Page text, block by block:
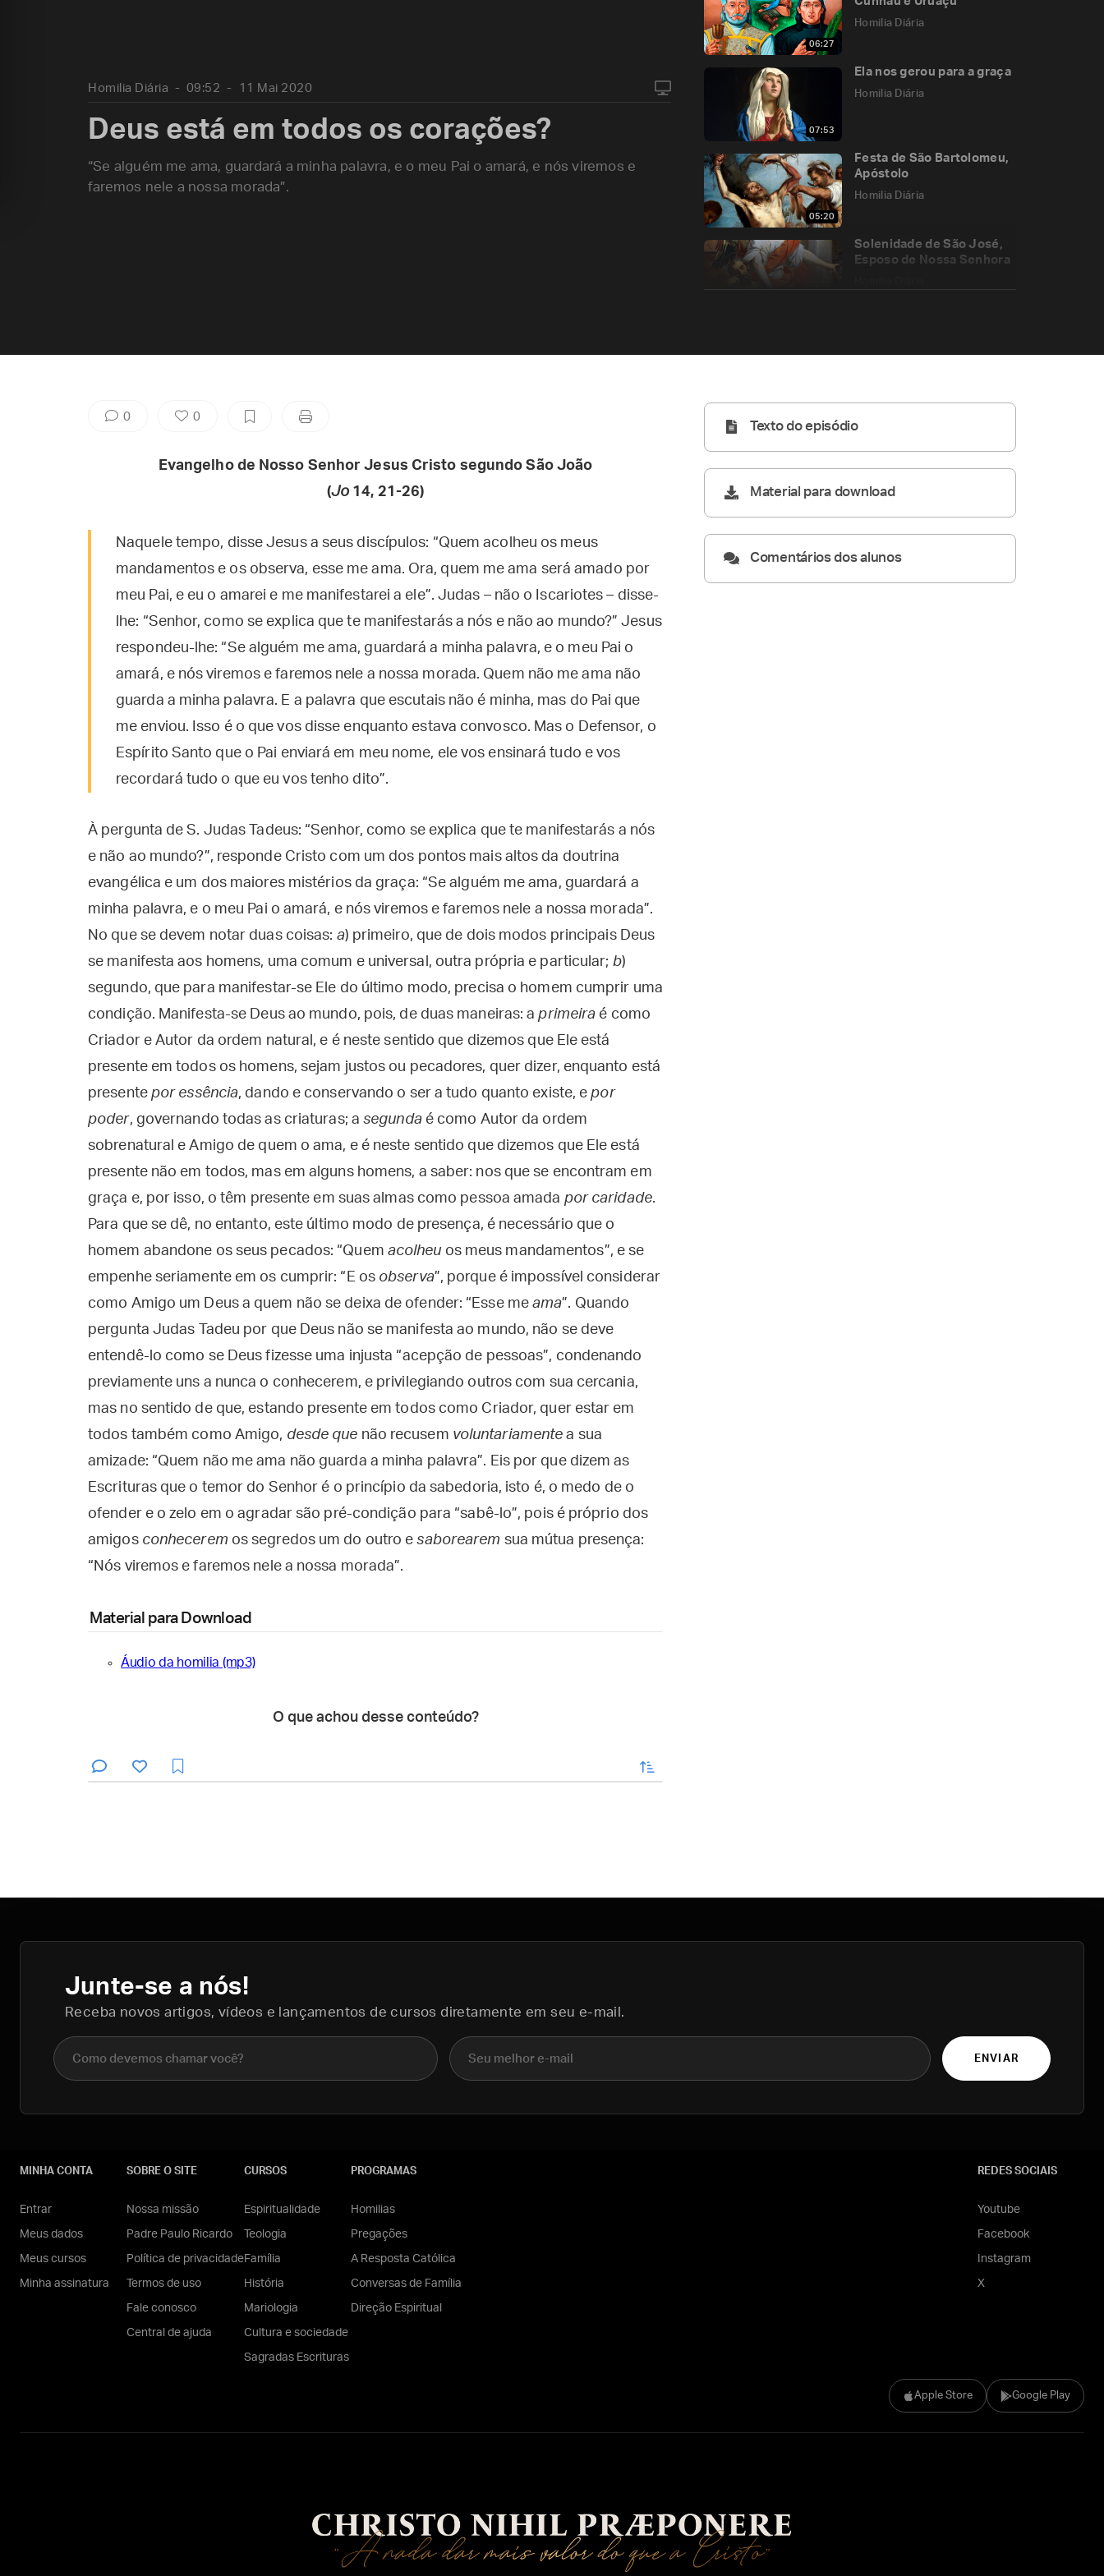
06:27
Homilia Diária
07:53
Ela nos gerou para a graça
Homilia Diária
05:20
Festa de São Bartolomeu,
Apóstolo
Homilia Diária
Solenidade de São José,
Esposo de Nossa Senhora
Homilia Diária
Homilia Diária 09:52 11 Mai 2020
Deus está em todos os corações?
“Se alguém me ama, guardará a minha palavra, e o meu Pai o amará, e nós viremos e
faremos nele a nossa morada”.
0 0
Evangelho de Nosso Senhor Jesus Cristo segundo São João
(Jo 14, 21-26)
Naquele tempo, disse Jesus a seus discípulos: “Quem acolheu os meus
mandamentos e os observa, esse me ama. Ora, quem me ama será amado por
meu Pai, e eu o amarei e me manifestarei a ele”. Judas – não o Iscariotes – disse-
lhe: “Senhor, como se explica que te manifestarás a nós e não ao mundo?” Jesus
respondeu-lhe: “Se alguém me ama, guardará a minha palavra, e o meu Pai o
amará, e nós viremos e faremos nele a nossa morada. Quem não me ama não
guarda a minha palavra. E a palavra que escutais não é minha, mas do Pai que
me enviou. Isso é o que vos disse enquanto estava convosco. Mas o Defensor, o
Espírito Santo que o Pai enviará em meu nome, ele vos ensinará tudo e vos
recordará tudo o que eu vos tenho dito”.
À pergunta de S. Judas Tadeus: “Senhor, como se explica que te manifestarás a nós
e não ao mundo?”, responde Cristo com um dos pontos mais altos da doutrina
evangélica e um dos maiores mistérios da graça: “Se alguém me ama, guardará a
minha palavra, e o meu Pai o amará, e nós viremos e faremos nele a nossa morada”.
No que se devem notar duas coisas: a) primeiro, que de dois modos principais Deus
se manifesta aos homens, uma comum e universal, outra própria e particular; b)
segundo, que para manifestar-se Ele do último modo, precisa o homem cumprir uma
condição. Manifesta-se Deus ao mundo, pois, de duas maneiras: aprimeira é como
Criador e Autor da ordem natural, e é neste sentido que dizemos que Ele está
presente em todos os homens, sejam justos ou pecadores, quer dizer, enquanto está
presente por essência, dando e conservando o ser a tudo quanto existe, epor
poder, governando todas as criaturas; a segundaé como Autor da ordem
sobrenatural e Amigo de quem o ama, e é neste sentido que dizemos que Ele está
presente não em todos, mas em alguns homens, a saber: nos que se encontram em
graça e, por isso, o têm presente em suas almas como pessoa amada por caridade.
Para que se dê, no entanto, este último modo de presença, é necessário que o
homem abandone os seus pecados: “Quem acolheu os meus mandamentos”, e se
empenhe seriamente em os cumprir: “E os observa”, porque é impossível considerar
como Amigo um Deus a quem não se deixa de ofender: “Esse meama”. Quando
pergunta Judas Tadeu por que Deus não se manifesta ao mundo, não se deve
entendê-lo como se Deus fizesse uma injusta “acepção de pessoas”, condenando
previamente uns a nunca o conhecerem, e privilegiando outros com sua cercania,
mas no sentido de que, estando presente em todos como Criador, quer estar em
todos também como Amigo, desde que não recusem voluntariamente a sua
amizade: “Quem não me ama não guarda a minha palavra”. Eis por que dizem as
Escrituras que o temor do Senhor é o princípio da sabedoria, isto é, o medo de o
ofender e o zelo em o agradar são pré-condição para “sabê-lo”, pois é próprio dos
amigos conhecerem os segredos um do outro esaborearem sua mútua presença:
“Nós viremos e faremos nele a nossa morada”.
Material para Download
Áudio da homilia (mp3)
O que achou desse conteúdo?
enviar
Texto do episódio
Material para download
Comentários dos alunos
Junte-se a nós!
Receba novos artigos, vídeos e lançamentos de cursos diretamente em seu e-mail.
Nome completo E-mail
ENVIAR
Apple Store Google Play
MINHA CONTA
Entrar
Meus dados
Meus cursos
Minha assinatura
SOBRE O SITE
Nossa missão
Padre Paulo Ricardo
Política de privacidade
Termos de uso
Fale conosco
Central de ajuda
CURSOS
Espiritualidade
Teologia
Família
História
Mariologia
Cultura e sociedade
Sagradas Escrituras
PROGRAMAS
Homilias
Pregações
A Resposta Católica
Conversas de Família
Direção Espiritual
REDES SOCIAIS
Youtube
Facebook
Instagram
X